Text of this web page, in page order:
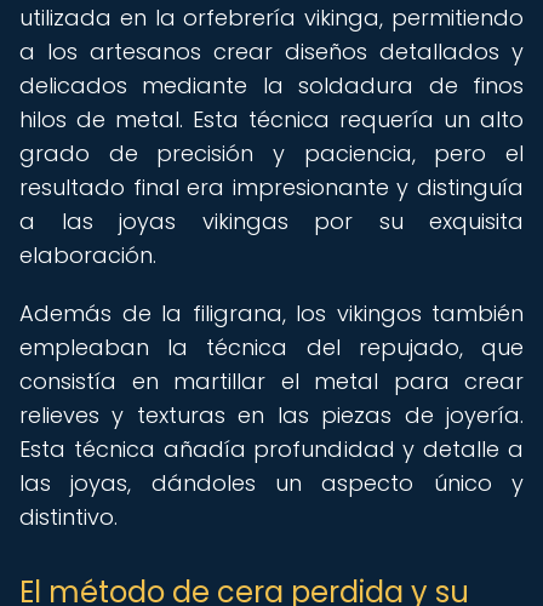
utilizada en la orfebrería vikinga, permitiendo
a los artesanos crear diseños detallados y
delicados mediante la soldadura de finos
hilos de metal. Esta técnica requería un alto
grado de precisión y paciencia, pero el
resultado final era impresionante y distinguía
a las joyas vikingas por su exquisita
elaboración.
Además de la filigrana, los vikingos también
empleaban la técnica del repujado, que
consistía en martillar el metal para crear
relieves y texturas en las piezas de joyería.
Esta técnica añadía profundidad y detalle a
las joyas, dándoles un aspecto único y
distintivo.
El método de cera perdida y su